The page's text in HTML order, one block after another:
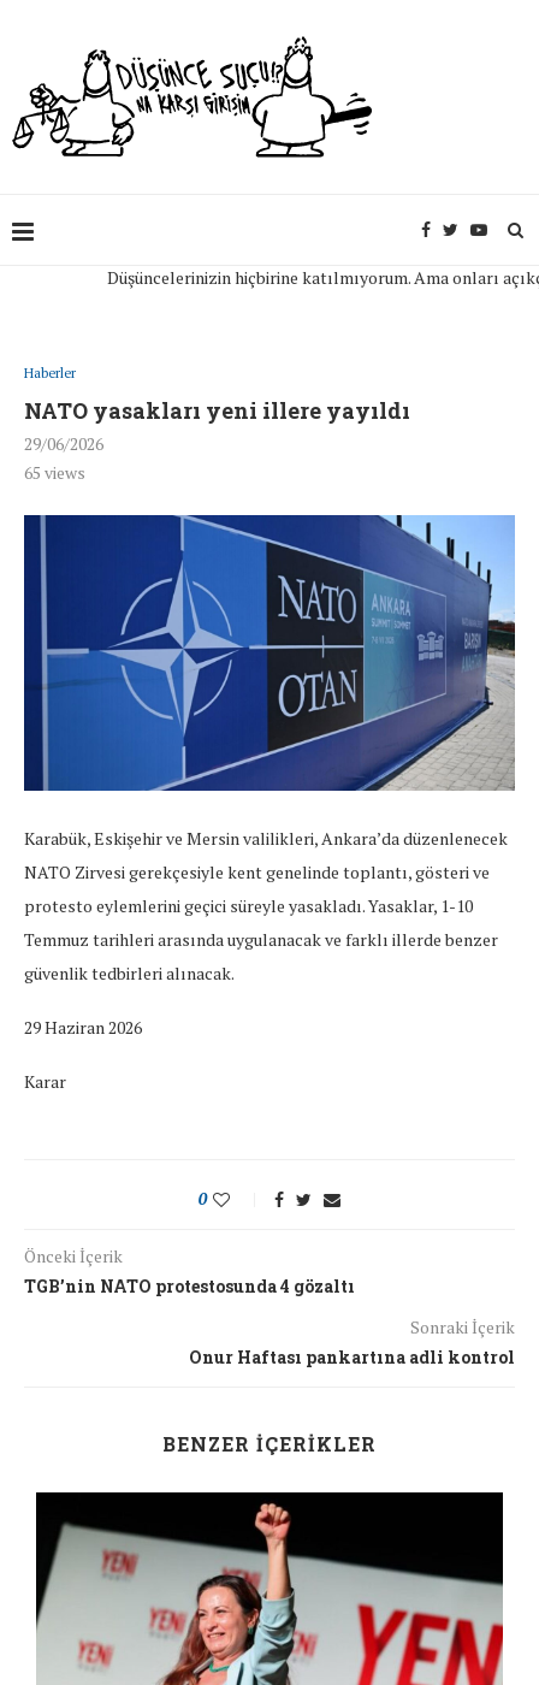
Düşüncelerinizin hiçbirine katılmıyorum. Ama onları açıkça
Haberler
NATO yasakları yeni illere yayıldı
29/06/2026
65 views
Karabük, Eskişehir ve Mersin valilikleri, Ankara’da düzenlenecek
NATO Zirvesi gerekçesiyle kent genelinde toplantı, gösteri ve
protesto eylemlerini geçici süreyle yasakladı. Yasaklar, 1-10
Temmuz tarihleri arasında uygulanacak ve farklı illerde benzer
güvenlik tedbirleri alınacak.
29 Haziran 2026
Karar
0
Önceki İçerik
TGB’nin NATO protestosunda 4 gözaltı
Sonraki İçerik
Onur Haftası pankartına adli kontrol
BENZER İÇERIKLER